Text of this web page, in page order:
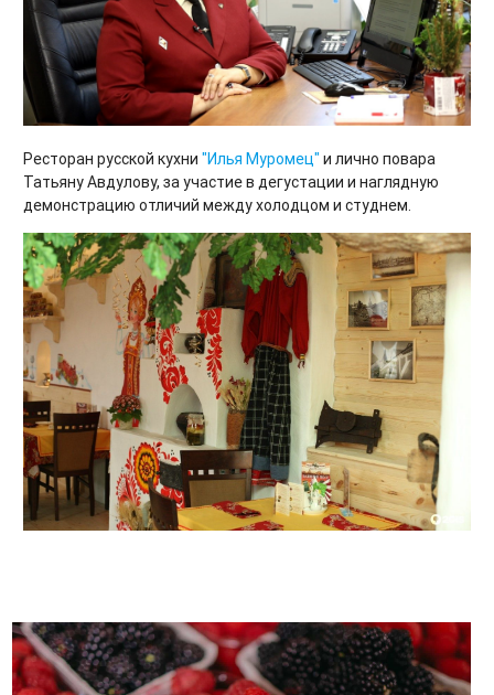
Ресторан русской кухни "Илья Муромец" и лично повара
Татьяну Авдулову, за участие в дегустации и наглядную
демонстрацию отличий между холодцом и студнем.